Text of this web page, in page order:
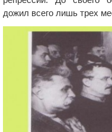
дожил всего лишь трех